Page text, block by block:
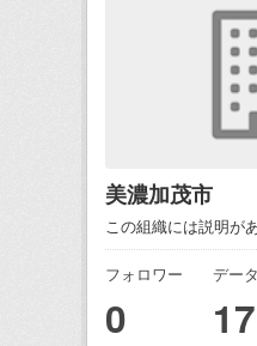
美濃加茂市
この組織には説明が
フォロワー
0
デー
17